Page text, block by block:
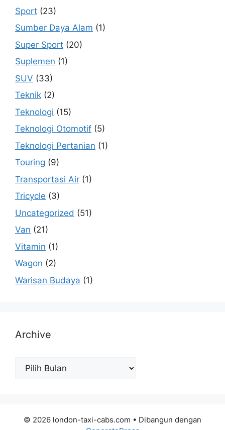
Sport (23)
Sumber Daya Alam (1)
Super Sport (20)
Suplemen (1)
SUV (33)
Teknik (2)
Teknologi (15)
Teknologi Otomotif (5)
Teknologi Pertanian (1)
Touring (9)
Transportasi Air (1)
Tricycle (3)
Uncategorized (51)
Van (21)
Vitamin (1)
Wagon (2)
Warisan Budaya (1)
Archive
Archive
© 2026 london-taxi-cabs.com • Dibangun dengan